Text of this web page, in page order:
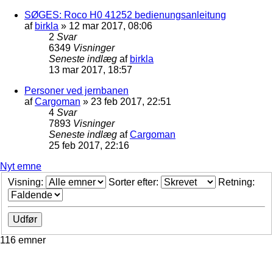
SØGES: Roco H0 41252 bedienungsanleitung
af birkla » 12 mar 2017, 08:06
2 Svar
6349 Visninger
Seneste indlæg af birkla
13 mar 2017, 18:57
Personer ved jernbanen
afCargoman » 23 feb 2017, 22:51
4 Svar
7893 Visninger
Seneste indlæg afCargoman
25 feb 2017, 22:16
Nyt emne
Visning:
Sorter efter: Retning:
116 emner